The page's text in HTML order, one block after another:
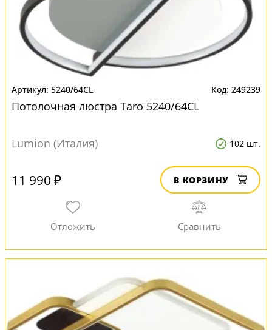
5240/64CL 249239
Потолочная люстра Taro 5240/64CL
Lumion (Италия) 102 шт.
11 990 ₽ В КОРЗИНУ